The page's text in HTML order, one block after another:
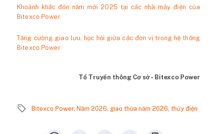
Khoảnh khắc đón năm mới 2025 tại các nhà máy điện của
Bitexco Power
Tăng cường giao lưu, học hỏi giữa các đơn vị trong hệ thống
Bitexco Power
Tổ Truyền thông Cơ sở - Bitexco Power
Bitexco Power, Năm 2026 giao thừa năm 2026 thủy điện